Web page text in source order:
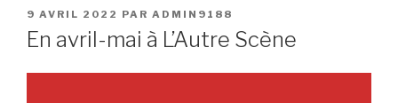
PUBLIÉ
LE
9 AVRIL 2022 PAR ADMIN9188
En avril-mai à L’Autre Scène